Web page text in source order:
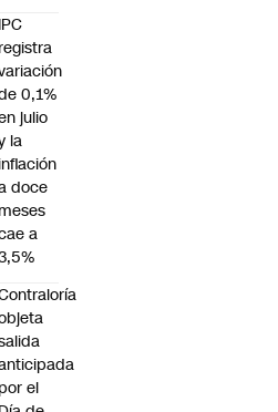
IPC
registra
0,1%
julio
la
inflación
doce
meses
a
por el